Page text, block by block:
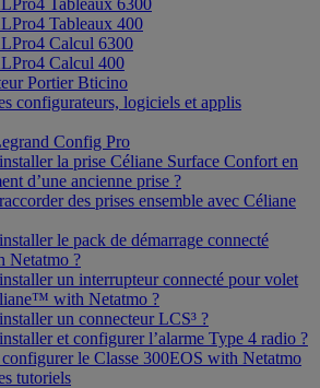
Tableaux 6300
Tableaux 400
Calcul 6300
Calcul 400
Portier Bticino
configurateurs, logiciels et applis
Config Pro
la prise Céliane Surface Confort en
d’une ancienne prise ?
des prises ensemble avec Céliane
le pack de démarrage connecté
Netatmo ?
un interrupteur connecté pour volet
with Netatmo ?
un connecteur LCS³ ?
et configurer l’alarme Type 4 radio ?
le Classe 300EOS with Netatmo
tutoriels